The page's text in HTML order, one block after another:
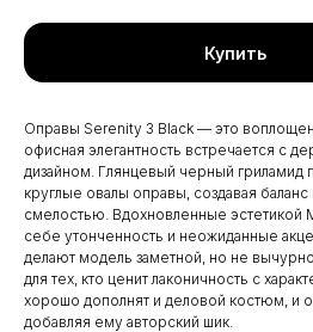
Купить
Оправы Serenity 3 Black — это
офисная элегантность встречается с
дизайном. Глянцевый черный гриламид
круглые овалы оправы, создавая
смелостью. Вдохновленные эстетикой
себе утонченность и неожиданные
делают модель заметной, но не
для тех, кто ценит лаконичность с
хорошо дополнят и деловой костюм, и
добавляя ему авторский шик.